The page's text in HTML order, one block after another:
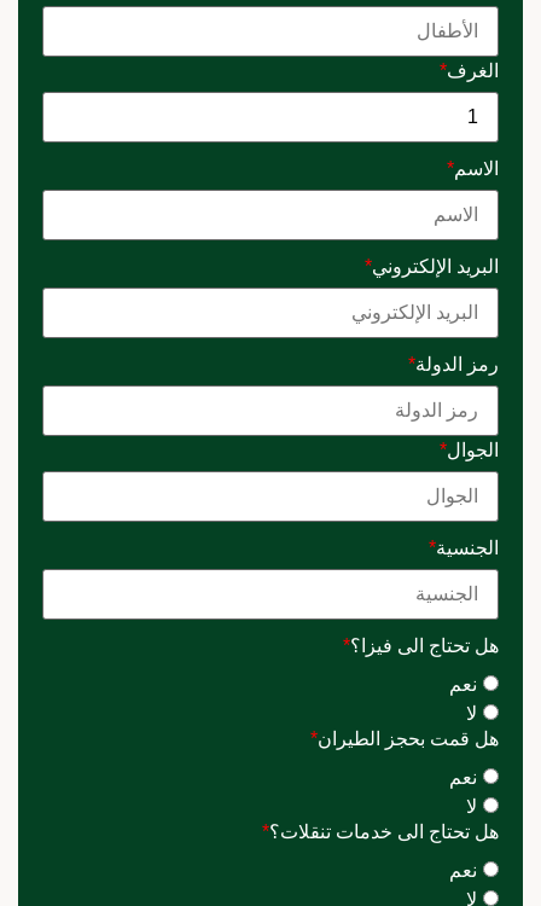
الغرف*
الاسم*
البريد الإلكتروني*
رمز الدولة*
الجوال*
الجنسية*
هل تحتاج الى فيزا؟*
نعم
لا
هل قمت بحجز الطيران*
نعم
لا
هل تحتاج الى خدمات تنقلات؟*
نعم
لا